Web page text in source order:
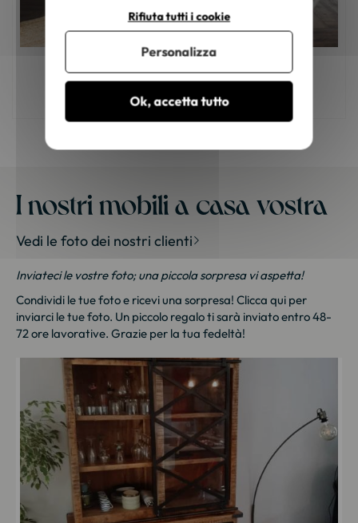
Come si sceglie la poltrona lounge?
I nostri mobili a casa vostra
Vedi le foto dei nostri clienti
Inviateci le vostre foto; una piccola sorpresa vi aspetta!
Condividi le tue foto e ricevi una sorpresa! Clicca qui per
inviarci le tue foto. Un piccolo regalo ti sarà inviato entro 48-
72 ore lavorative. Grazie per la tua fedeltà!
Ok, accetta tutto
Rifiuta tutti i cookie
Personalizza